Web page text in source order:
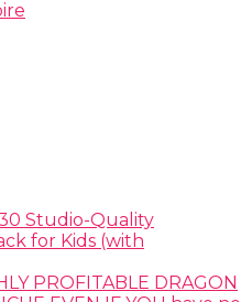
Studio-Quality
for Kids (with
PROFITABLE DRAGON